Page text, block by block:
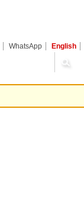
WhatsApp English